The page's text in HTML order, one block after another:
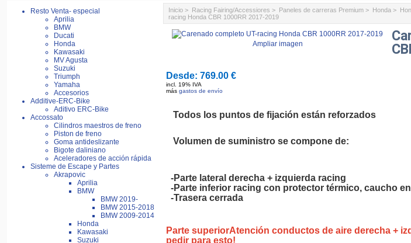
Resto Venta- especial
Aprilia
BMW
Ducati
Honda
Kawasaki
MV Agusta
Suzuki
Triumph
Yamaha
Accesorios
Additive-ERC-Bike
Aditivo ERC-Bike
Accossato
Cilindros maestros de freno
Piston de freno
Goma antideslizante
Bigote daliniano
Aceleradores de acción rápida
Sisteme de Escape y Partes
Akrapovic
Aprilia
BMW
BMW 2019-
BMW 2015-2018
BMW 2009-2014
Honda
Kawasaki
Suzuki
Inicio > Racing Fairing/Accessiores > Paneles de carreras Premium > Honda >
racing Honda CBR 1000RR 2017-2019
Ampliar imagen
Desde:769.00 €
incl. 19% IVA
másgastos de envío
Todos los puntos de fijación están reforzados
Volumen de suministro se compone de:
-Parte lateral derecha + izquierda racing
-Parte inferior racing con protector térmico, caucho
-Trasera cerrada
Parte superiorAtención conductos de aire derecha +
pedir para esto!